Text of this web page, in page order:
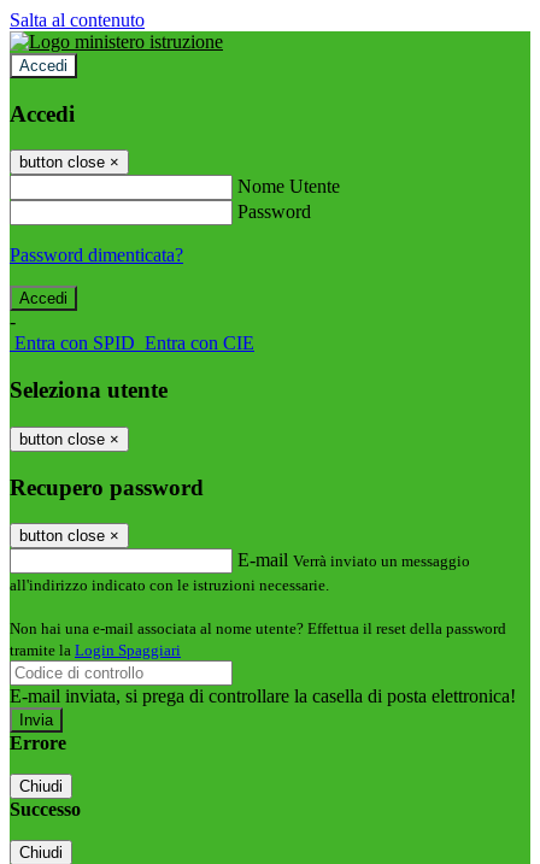
Salta al contenuto
Accedi
Accedi
button close ×
Nome Utente
Password
Password dimenticata?
-
Entra con SPID Entra con CIE
Seleziona utente
button close ×
Recupero password
button close ×
E-mail Verrà inviato un messaggio
all'indirizzo indicato con le istruzioni necessarie.
Non hai una e-mail associata al nome utente? Effettua il reset della password
tramite la Login Spaggiari
E-mail inviata, si prega di controllare la casella di posta elettronica!
Errore
Chiudi
Successo
Chiudi